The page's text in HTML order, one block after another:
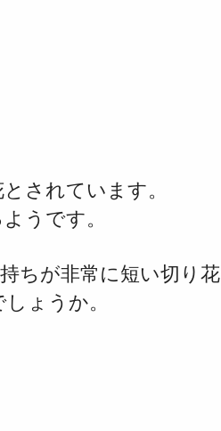
されています。
うです。
ちが非常に短い切り花
ょうか。